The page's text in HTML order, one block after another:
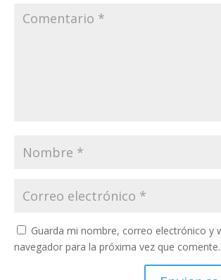
Guarda mi nombre, correo electrónico y
navegador para la próxima vez que comente.